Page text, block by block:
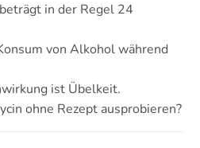
in der Regel 24
von Alkohol während
ist Übelkeit.
ohne Rezept ausprobieren?